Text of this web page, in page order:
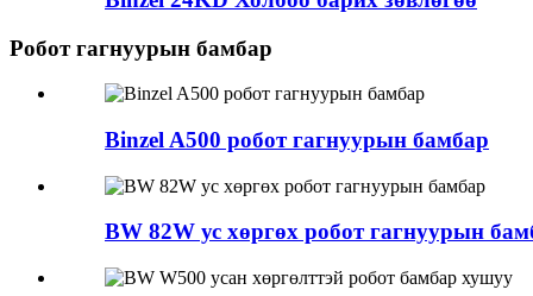
Робот гагнуурын бамбар
Binzel A500 робот гагнуурын бамбар
BW 82W ус хөргөх робот гагнуурын